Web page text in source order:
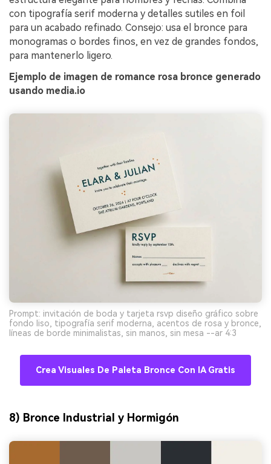
con tipografía serif moderna y detalles sutiles en foil
para un acabado refinado. Consejo: usa el bronce para
monogramas o bordes finos, en vez de grandes fondos,
para mantenerlo ligero.
Ejemplo de imagen de romance rosa bronce generado
usando media.io
Prompt: invitación de boda y tarjeta rsvp diseño gráfico sobre
fondo liso, tipografía serif moderna, acentos de rosa y bronce,
líneas de borde minimalistas, sin manos, sin mesa --ar 4:3
Crea Visuales De Paleta Bronce Con IA Gratis
8) Bronce Industrial y Hormigón